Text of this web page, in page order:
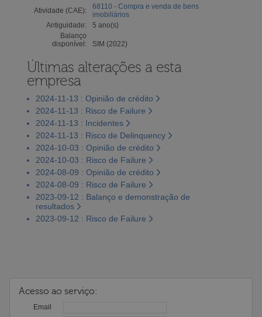
Atividade (CAE):
68110 - Compra e venda de bens
imobiliários
Antiguidade:
5 ano(s)
Balanço
disponível:
SIM (2022)
Últimas alterações a esta
empresa
2024-11-13 : Opinião de crédito
2024-11-13 : Risco de Failure
2024-11-13 : Incidentes
2024-11-13 : Risco de Delinquency
2024-10-03 : Opinião de crédito
2024-10-03 : Risco de Failure
2024-08-09 : Opinião de crédito
2024-08-09 : Risco de Failure
2023-09-12 : Balanço e demonstração de
resultados
2023-09-12 : Risco de Failure
Acesso ao serviço:
Email